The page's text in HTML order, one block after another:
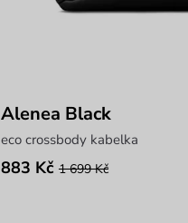
Alenea Black
eco crossbody kabelka
883 Kč 1 699 Kč